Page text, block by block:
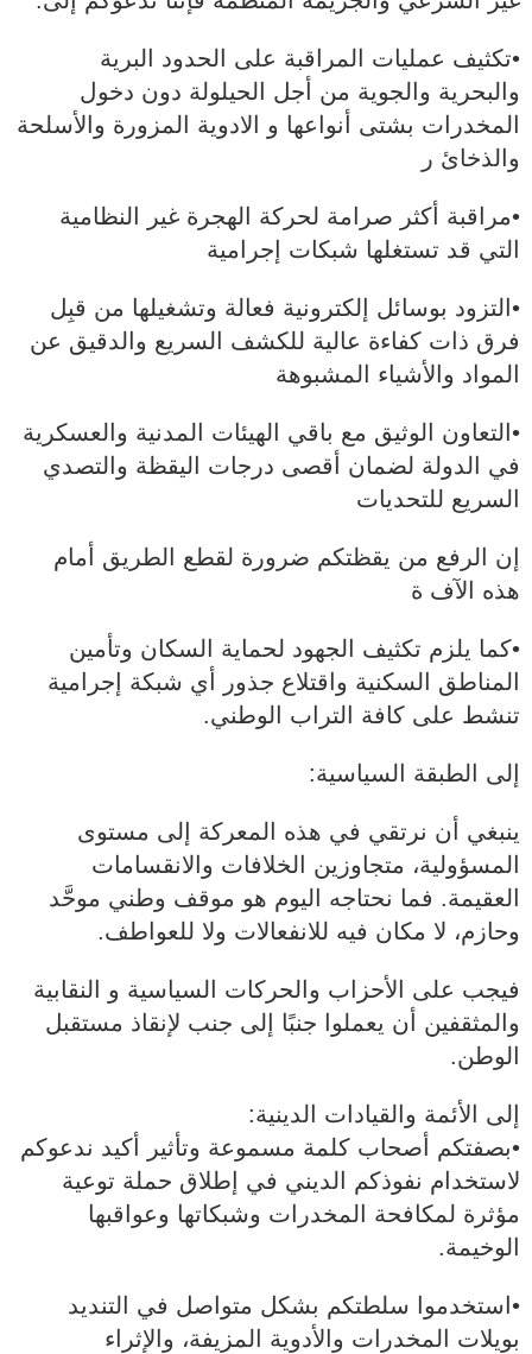
•تكثيف عمليات المراقبة على الحدود البرية
والبحرية والجوية من أجل الحيلولة دون دخول
المخدرات بشتى أنواعها و الادوية المزورة والأسلحة
والذخائ ر
•مراقبة أكثر صرامة لحركة الهجرة غير النظامية
التي قد تستغلها شبكات إجرامية
•التزود بوسائل إلكترونية فعالة وتشغيلها من قبِل
فرق ذات كفاءة عالية للكشف السريع والدقيق عن
المواد والأشياء المشبوهة
•التعاون الوثيق مع باقي الهيئات المدنية والعسكرية
في الدولة لضمان أقصى درجات اليقظة والتصدي
السريع للتحديات
إن الرفع من يقظتكم ضرورة لقطع الطريق أمام
هذه الآف ة
•كما يلزم تكثيف الجهود لحماية السكان وتأمين
المناطق السكنية واقتلاع جذور أي شبكة إجرامية
تنشط على كافة التراب الوطني.
إلى الطبقة السياسية:
ينبغي أن نرتقي في هذه المعركة إلى مستوى
المسؤولية، متجاوزين الخلافات والانقسامات
العقيمة. فما نحتاجه اليوم هو موقف وطني موحَّد
وحازم، لا مكان فيه للانفعالات ولا للعواطف.
فيجب على الأحزاب والحركات السياسية و النقابية
والمثقفين أن يعملوا جنبًا إلى جنب لإنقاذ مستقبل
الوطن.
إلى الأئمة والقيادات الدينية:
•بصفتكم أصحاب كلمة مسموعة وتأثير أكيد ندعوكم
لاستخدام نفوذكم الديني في إطلاق حملة توعية
مؤثرة لمكافحة المخدرات وشبكاتها وعواقبها
الوخيمة.
•استخدموا سلطتكم بشكل متواصل في التنديد
بويلات المخدرات والأدوية المزيفة، والإثراء